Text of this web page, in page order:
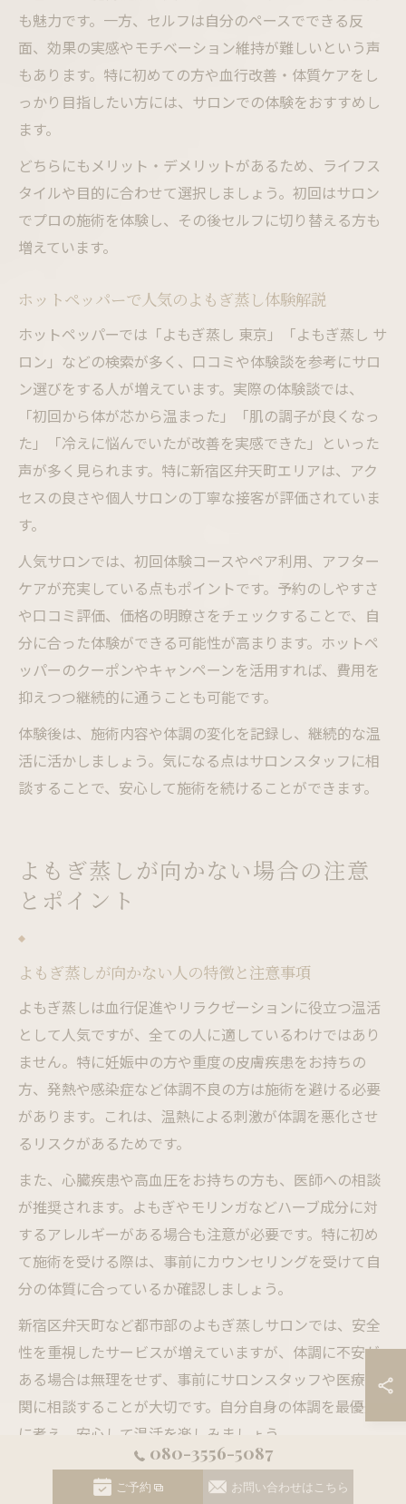
も魅力です。一方、セルフは自分のペースでできる反
面、効果の実感やモチベーション維持が難しいという声
もあります。特に初めての方や血行改善・体質ケアをし
っかり目指したい方には、サロンでの体験をおすすめし
ます。
どちらにもメリット・デメリットがあるため、ライフス
タイルや目的に合わせて選択しましょう。初回はサロン
でプロの施術を体験し、その後セルフに切り替える方も
増えています。
ホットペッパーで人気のよもぎ蒸し体験解説
ホットペッパーでは「よもぎ蒸し 東京」「よもぎ蒸し サ
ロン」などの検索が多く、口コミや体験談を参考にサロ
ン選びをする人が増えています。実際の体験談では、
「初回から体が芯から温まった」「肌の調子が良くなっ
た」「冷えに悩んでいたが改善を実感できた」といった
声が多く見られます。特に新宿区弁天町エリアは、アク
セスの良さや個人サロンの丁寧な接客が評価されていま
す。
人気サロンでは、初回体験コースやペア利用、アフター
ケアが充実している点もポイントです。予約のしやすさ
や口コミ評価、価格の明瞭さをチェックすることで、自
分に合った体験ができる可能性が高まります。ホットペ
ッパーのクーポンやキャンペーンを活用すれば、費用を
抑えつつ継続的に通うことも可能です。
体験後は、施術内容や体調の変化を記録し、継続的な温
活に活かしましょう。気になる点はサロンスタッフに相
談することで、安心して施術を続けることができます。
よもぎ蒸しが向かない場合の注意
とポイント
よもぎ蒸しが向かない人の特徴と注意事項
よもぎ蒸しは血行促進やリラクゼーションに役立つ温活
として人気ですが、全ての人に適しているわけではあり
ません。特に妊娠中の方や重度の皮膚疾患をお持ちの
方、発熱や感染症など体調不良の方は施術を避ける必要
があります。これは、温熱による刺激が体調を悪化させ
るリスクがあるためです。
また、心臓疾患や高血圧をお持ちの方も、医師への相談
が推奨されます。よもぎやモリンガなどハーブ成分に対
するアレルギーがある場合も注意が必要です。特に初め
て施術を受ける際は、事前にカウンセリングを受けて自
分の体質に合っているか確認しましょう。
新宿区弁天町など都市部のよもぎ蒸しサロンでは、安全
性を重視したサービスが増えていますが、体調に不安が
ある場合は無理をせず、事前にサロンスタッフや医療機
関に相談することが大切です。自分自身の体調を最優先
に考え、安心して温活を楽しみましょう。
モリンガ蒸し利用時の安全性と体調管理
080-3556-5087
ご予約 お問い合わせはこちら